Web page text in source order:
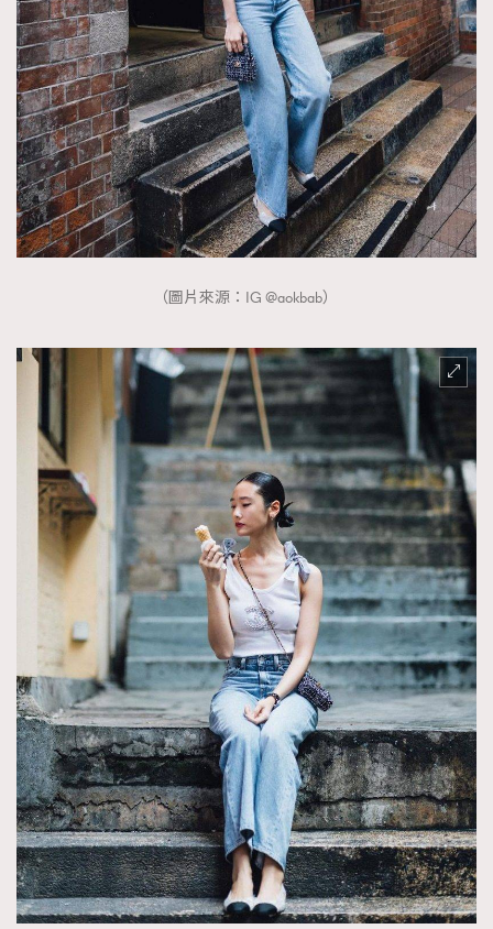
（圖片來源：IG @aokbab）